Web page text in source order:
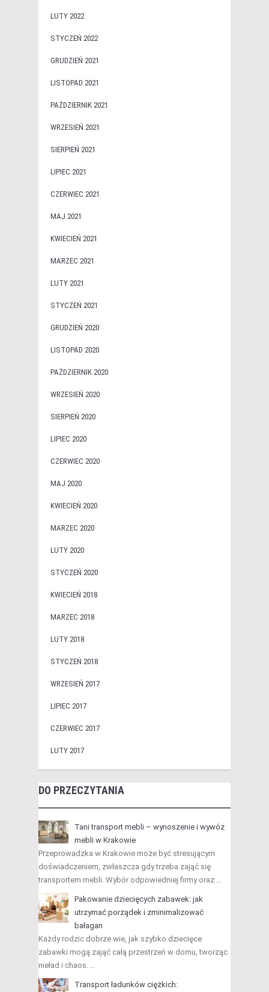
LUTY 2022
STYCZEŃ 2022
GRUDZIEŃ 2021
LISTOPAD 2021
PAŹDZIERNIK 2021
WRZESIEŃ 2021
SIERPIEŃ 2021
LIPIEC 2021
CZERWIEC 2021
MAJ 2021
KWIECIEŃ 2021
MARZEC 2021
LUTY 2021
STYCZEŃ 2021
GRUDZIEŃ 2020
LISTOPAD 2020
PAŹDZIERNIK 2020
WRZESIEŃ 2020
SIERPIEŃ 2020
LIPIEC 2020
CZERWIEC 2020
MAJ 2020
KWIECIEŃ 2020
MARZEC 2020
LUTY 2020
STYCZEŃ 2020
KWIECIEŃ 2018
MARZEC 2018
LUTY 2018
STYCZEŃ 2018
WRZESIEŃ 2017
LIPIEC 2017
CZERWIEC 2017
LUTY 2017
DO PRZECZYTANIA
Tani transport mebli – wynoszenie i wywóz
mebli w Krakowie
Przeprowadzka w Krakowie może być stresującym
doświadczeniem, zwłaszcza gdy trzeba zająć się
transportem mebli. Wybór odpowiedniej firmy oraz …
Pakowanie dziecięcych zabawek: jak
utrzymać porządek i zminimalizować
bałagan
Każdy rodzic dobrze wie, jak szybko dziecięce
zabawki mogą zająć całą przestrzeń w domu, tworząc
nieład i chaos. …
Transport ładunków ciężkich: